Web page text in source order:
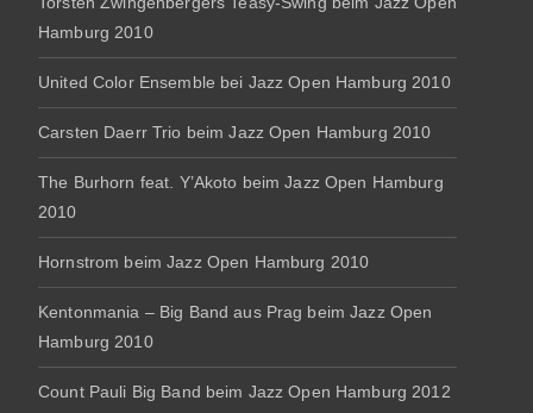
Hamburg 2010
United Color Ensemble bei Jazz Open Hamburg 2010
Carsten Daerr Trio beim Jazz Open Hamburg 2010
The Burhorn feat. Y’Akoto beim Jazz Open Hamburg
2010
Hornstrom beim Jazz Open Hamburg 2010
Kentonmania – Big Band aus Prag beim Jazz Open
Hamburg 2010
Count Pauli Big Band beim Jazz Open Hamburg 2012